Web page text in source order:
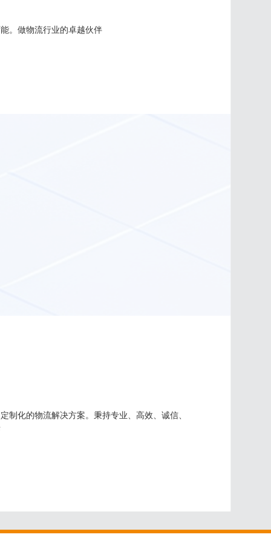
。做物流行业的卓越伙伴
化的物流解决方案。秉持专业、高效、诚信、